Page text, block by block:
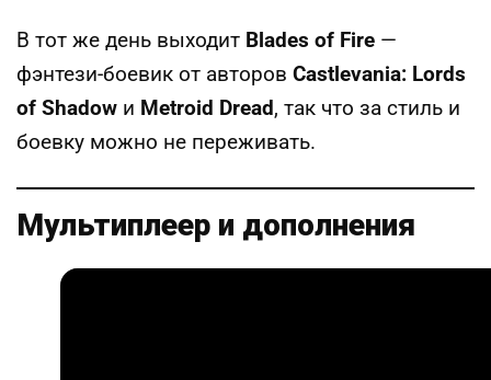
В тот же день выходит Blades of Fire —
фэнтези-боевик от авторов Castlevania: Lords
of Shadow и Metroid Dread, так что за стиль и
боевку можно не переживать.
Мультиплеер и дополнения